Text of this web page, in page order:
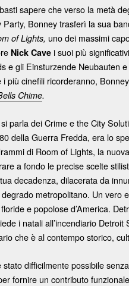
sapere che verso la metà
Bonney trasferì la sua
of Lights, uno dei massimi
Nick Cave i suoi più
e gli Einsturzende Neubauten
i più cinefili ricorderanno,
Chime.
parla dei Crime e the City
della Guerra Fredda, era lo
di Room of Lights, la
a fondo le precise scelte
decadenza, dilacerata da
metropolitano. Un vero
e popolose d’America.
i natali all’incendiario
che è al contempo storico,
difficilmente possibile
fornire un contributo